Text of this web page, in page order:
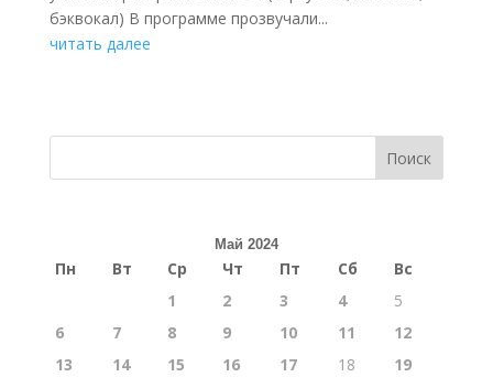
бэквокал) В программе прозвучали...
читать далее
Поиск
Май 2024
Пн Вт Ср Чт Пт Сб
Вс
1
2 3 4
5
6
7 8 9 10 11
12
13
14 15 16 17 18
19